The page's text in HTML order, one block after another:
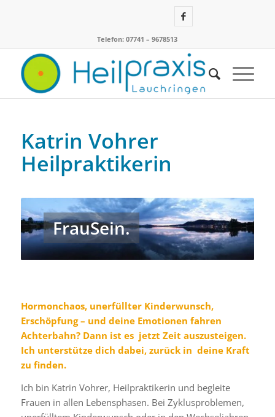
Telefon: 07741 – 9678513
Katrin Vohrer
Heilpraktikerin
FrauSein.
Hormonchaos, unerfüllter Kinderwunsch,
Erschöpfung – und deine Emotionen fahren
Achterbahn? Dann ist es jetzt Zeit auszusteigen.
Ich unterstütze dich dabei, zurück in deine Kraft
zu finden.
Ich bin Katrin Vohrer, Heilpraktikerin und begleite
Frauen in allen Lebensphasen. Bei Zyklusproblemen,